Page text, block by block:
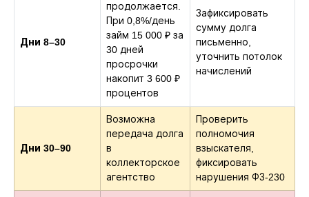
Дни 8–30
продолжается.
При 0,8%/день
займ 15 000 ₽ за
30 дней
просрочки
накопит 3 600 ₽
процентов
Зафиксировать
сумму долга
письменно,
уточнить потолок
начислений
Дни 30–90
Возможна
передача долга
в
коллекторское
агентство
Проверить
полномочия
взыскателя,
фиксировать
нарушения ФЗ-230